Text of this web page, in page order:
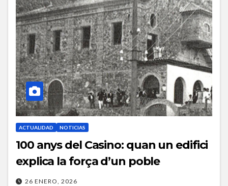
ACTUALIDAD NOTICIAS
100 anys del Casino: quan un edifici
explica la força d’un poble
26 ENERO, 2026